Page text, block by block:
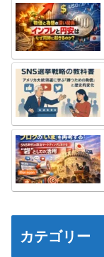
カテゴリー